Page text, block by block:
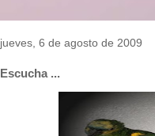
jueves, 6 de agosto de 2009
Escucha ...